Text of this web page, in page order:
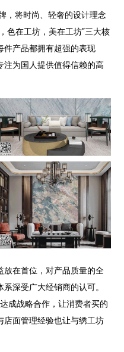
，将时尚、轻奢的设计理念
色在工坊，美在工坊”三大核
件产品都拥有超强的表现
注为国人提供值得信赖的高
放在首位，对产品质量的全
深受广大经销商的认可。
成战略合作，让消费者买的
店面管理经验也让与绣工坊